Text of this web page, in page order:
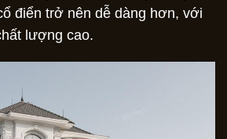
điển trở nên dễ dàng hơn, với
lượng cao.